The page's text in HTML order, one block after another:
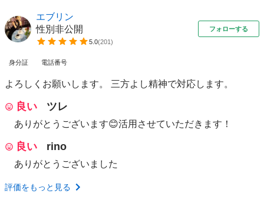
エブリン
性別非公開
5.0(201)
フォローする
身分証 電話番号
よろしくお願いします。 三方よし精神で対応します。
良い ツレ
ありがとうございます😊活用させていただきます！
良い rino
ありがとうございました
評価をもっと見る